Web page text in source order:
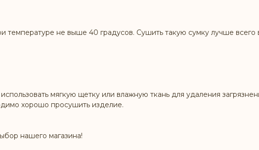
не выше 40 градусов. Сушить такую сумку лучше всего
мягкую щетку или влажную ткань для удаления
хорошо просушить изделие.
нашего магазина!